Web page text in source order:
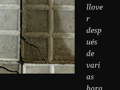
llove
r
desp
ués
de
vari
as